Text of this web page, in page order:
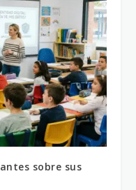
sobre sus